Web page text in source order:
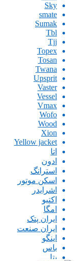
Sky
smate
Sumak
Tbl
Tjj
Topex
Tosan
Twana
Upsprit
Vaster
Vessel
Vmax
Wofo
Wood
Xion
Yellow jacket
اتا
ادون
استرانگ
اسکن موتور
اشرایدر
اکتیو
امگا
ایران پتک
ایران صنعت
اینگو
باس
بتا